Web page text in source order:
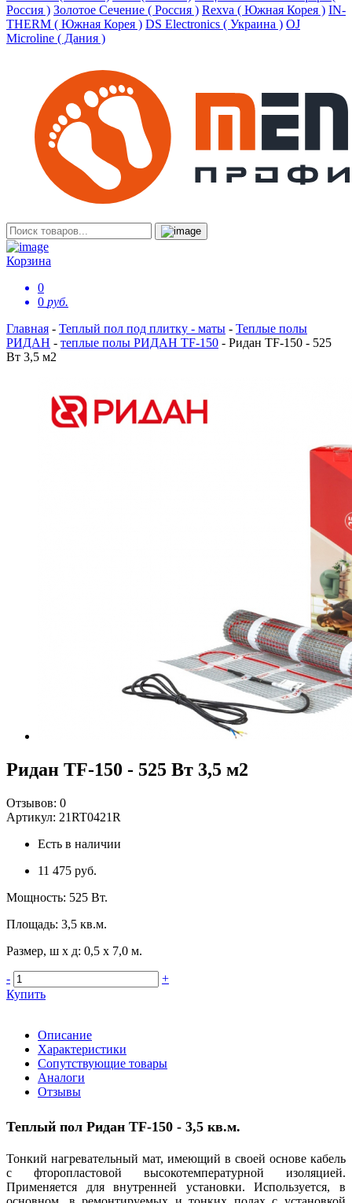
Россия ) Золотое Сечение ( Россия ) Rexva ( Южная Корея ) IN-
THERM ( Южная Корея ) DS Electronics ( Украина ) OJ
Microline ( Дания )
Корзина
0
0 руб.
Главная - Теплый пол под плитку - маты - Теплые полы
РИДАН - теплые полы РИДАН TF-150 - Ридан TF-150 - 525
Вт 3,5 м2
Ридан TF-150 - 525 Вт 3,5 м2
Отзывов: 0
Артикул: 21RT0421R
Есть в наличии
11 475 руб.
Мощность: 525 Вт.
Площадь: 3,5 кв.м.
Размер, ш х д: 0,5 х 7,0 м.
-
+
Купить
Описание
Характеристики
Сопутствующие товары
Аналоги
Отзывы
Теплый пол Ридан TF-150 - 3,5 кв.м.
Тонкий нагревательный мат, имеющий в своей основе кабель
с фторопластовой высокотемпературной изоляцией.
Применяется для внутренней установки. Используется, в